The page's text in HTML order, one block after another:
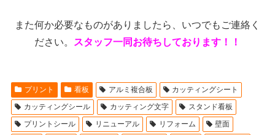
また何か必要なものがありましたら、いつでもご連絡く
ださい。
スタッフ一同お待ちしております！！
プリント 看板 アルミ複合板
カッティングシート
カッティングシール
カッティング文字
スタンド看板
プリントシール
リニューアル リフォーム
壁面